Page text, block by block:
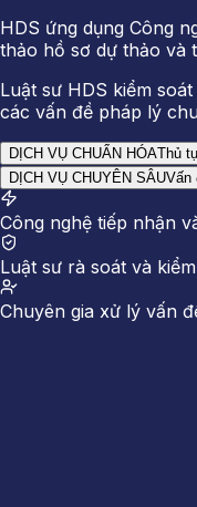
HDS ứng dụng Công
thảo hồ sơ dự thảo và
Luật sư HDS kiểm
các vấn đề pháp lý
DỊCH VỤ CHUẨN HÓAThủ
DỊCH VỤ CHUYÊN SÂUVấn
Công nghệ tiếp nhận
Luật sư rà soát và
Chuyên gia xử lý vấn